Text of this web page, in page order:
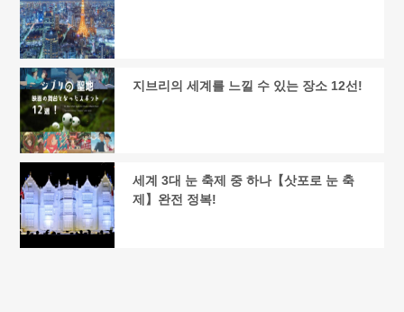
지브리의 세계를 느낄 수 있는 장소 12선!
세계 3대 눈 축제 중 하나【삿포로 눈 축
제】완전 정복!